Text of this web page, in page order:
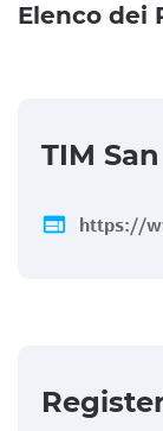
Elenco dei
TIM
web https://